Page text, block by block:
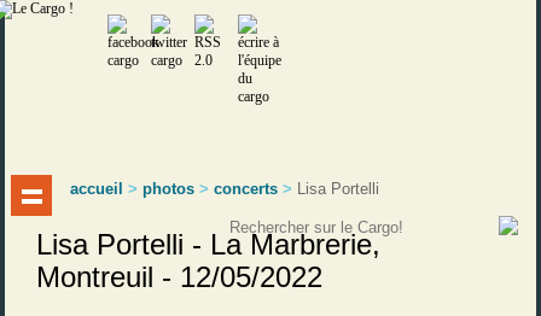
accueil >photos >concerts > Lisa Portelli
Lisa Portelli - La Marbrerie,
Montreuil - 12/05/2022